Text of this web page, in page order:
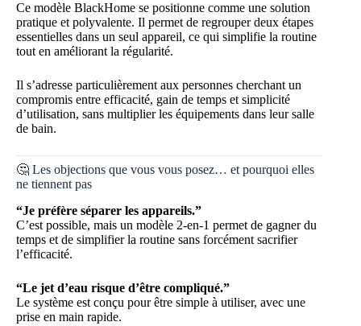
Ce modèle BlackHome se positionne comme une solution
pratique et polyvalente. Il permet de regrouper deux étapes
essentielles dans un seul appareil, ce qui simplifie la routine
tout en améliorant la régularité.
Il s’adresse particulièrement aux personnes cherchant un
compromis entre efficacité, gain de temps et simplicité
d’utilisation, sans multiplier les équipements dans leur salle
de bain.
🤔 Les objections que vous vous posez… et pourquoi elles
ne tiennent pas
“Je préfère séparer les appareils.”
C’est possible, mais un modèle 2-en-1 permet de gagner du
temps et de simplifier la routine sans forcément sacrifier
l’efficacité.
“Le jet d’eau risque d’être compliqué.”
Le système est conçu pour être simple à utiliser, avec une
prise en main rapide.